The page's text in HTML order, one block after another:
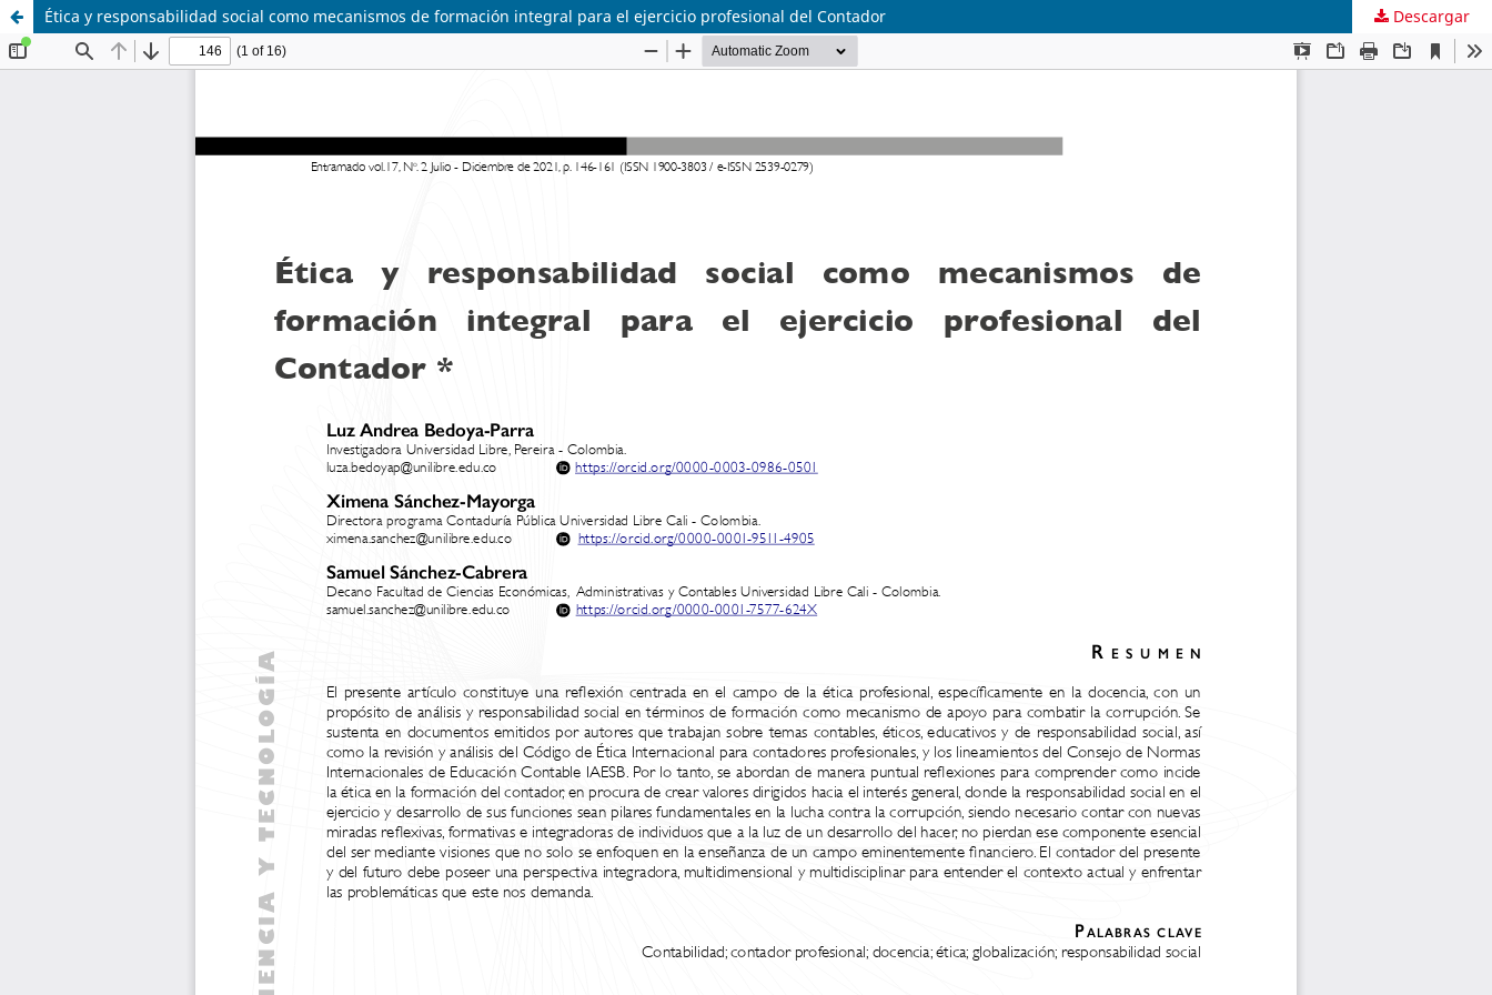
Ética y responsabilidad social como mecanismos de formación integral para el ejercicio profesional del Contador Descargar